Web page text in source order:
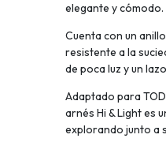
elegante y cómodo.
Cuenta con un
resistente a la
de poca luz y un
Adaptado para
arnés Hi & Light es
explorando junto a